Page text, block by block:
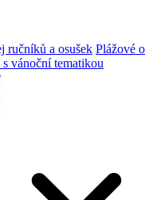
ručníků a osušek Plážové
vánoční tematikou